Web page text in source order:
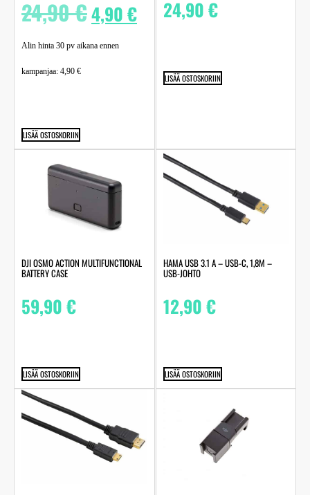
24,90€4,90€
Alin hinta 30 pv aikana ennen
kampanjaa: 4,90 €
LISÄÄ OSTOSKORIIN
24,90€
LISÄÄ OSTOSKORIIN
DJI OSMO ACTION MULTIFUNCTIONAL
BATTERY CASE
59,90€
LISÄÄ OSTOSKORIIN
HAMA USB 3.1 A – USB-C, 1,8M –
USB-JOHTO
12,90€
LISÄÄ OSTOSKORIIN